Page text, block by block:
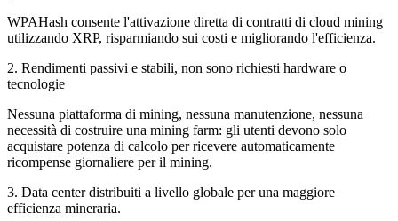
WPAHash consente l'attivazione diretta di contratti di cloud mining
utilizzando XRP, risparmiando sui costi e migliorando l'efficienza.
2. Rendimenti passivi e stabili, non sono richiesti hardware o
tecnologie
Nessuna piattaforma di mining, nessuna manutenzione, nessuna
necessità di costruire una mining farm: gli utenti devono solo
acquistare potenza di calcolo per ricevere automaticamente
ricompense giornaliere per il mining.
3. Data center distribuiti a livello globale per una maggiore
efficienza mineraria.